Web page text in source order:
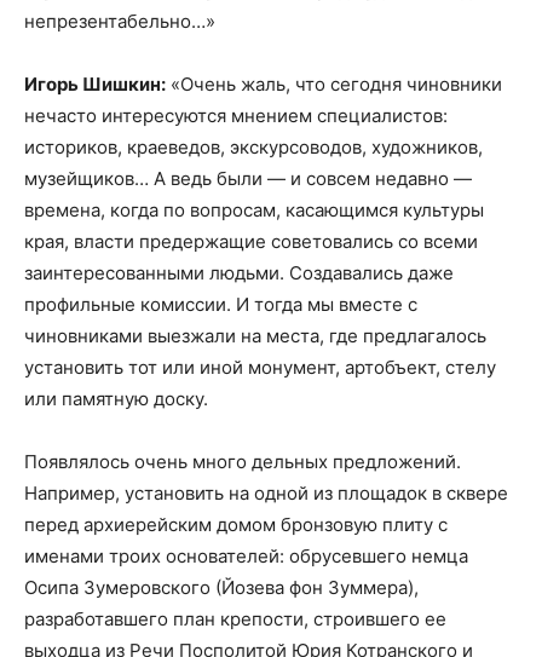
непрезентабельно…»
Игорь Шишкин: «Очень жаль, что сегодня чиновники
нечасто интересуются мнением специалистов:
историков, краеведов, экскурсоводов, художников,
музейщиков… А ведь были — и совсем недавно —
времена, когда по вопросам, касающимся культуры
края, власти предержащие советовались со всеми
заинтересованными людьми. Создавались даже
профильные комиссии. И тогда мы вместе с
чиновниками выезжали на места, где предлагалось
установить тот или иной монумент, арт­объект, стелу
или памятную доску.
Появлялось очень много дельных предложений.
Например, установить на одной из площадок в сквере
перед архиерейским домом бронзовую плиту с
именами троих основателей: обрусевшего немца
Осипа Зумеровского (Йозева фон Зуммера),
разработавшего план крепости, строившего ее
выходца из Речи Посполитой Юрия Котранского и